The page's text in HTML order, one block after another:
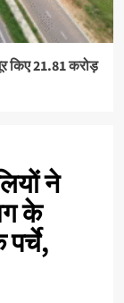
किए 21.81 करोड़
ने
के